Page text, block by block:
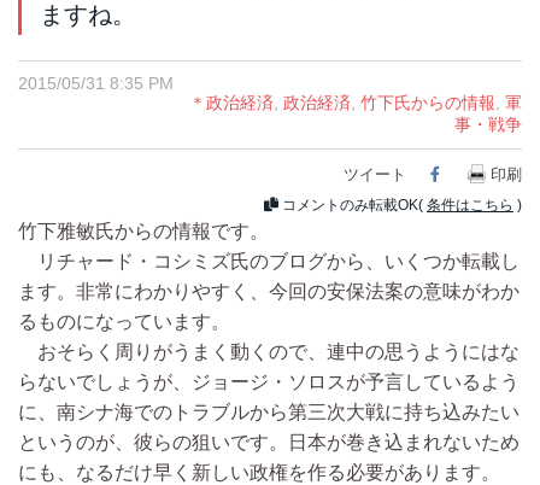
ますね。
2015/05/31 8:35 PM
＊政治経済, 政治経済, 竹下氏からの情報, 軍
事・戦争
ツイート Facebook
印刷
コメントのみ転載OK( 条件はこちら )
竹下雅敏氏からの情報です。
リチャード・コシミズ氏のブログから、いくつか転載し
ます。非常にわかりやすく、今回の安保法案の意味がわか
るものになっています。
おそらく周りがうまく動くので、連中の思うようにはな
らないでしょうが、ジョージ・ソロスが予言しているよう
に、南シナ海でのトラブルから第三次大戦に持ち込みたい
というのが、彼らの狙いです。日本が巻き込まれないため
にも、なるだけ早く新しい政権を作る必要があります。